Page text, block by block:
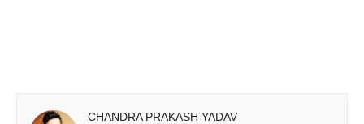
CHANDRA PRAKASH YADAV